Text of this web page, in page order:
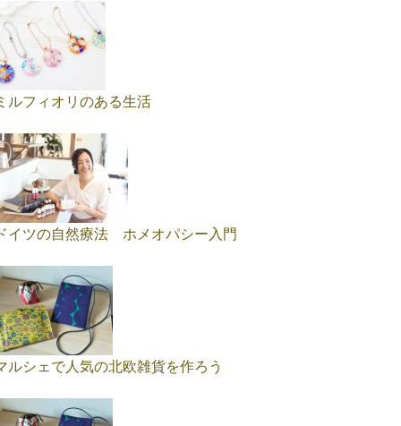
ルフィオリのある生活
イツの自然療法 ホメオパシー入門
ルシェで人気の北欧雑貨を作ろう